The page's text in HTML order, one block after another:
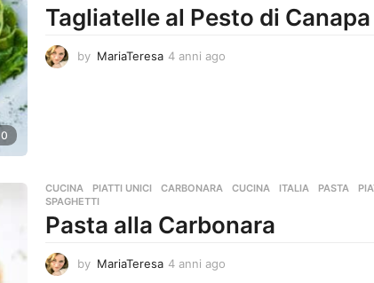
0
Tagliatelle al Pesto di Canapa
by MariaTeresa 4 anni ago
CUCINA ,PIATTI UNICI CARBONARA ,CUCINA ,ITALIA ,PASTA ,
SPAGHETTI
Pasta alla Carbonara
by MariaTeresa 4 anni ago